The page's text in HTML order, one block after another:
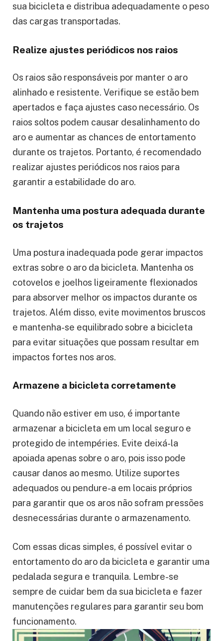
sua bicicleta e distribua adequadamente o peso
das cargas transportadas.
Realize ajustes periódicos nos raios
Os raios são responsáveis por manter o aro
alinhado e resistente. Verifique se estão bem
apertados e faça ajustes caso necessário. Os
raios soltos podem causar desalinhamento do
aro e aumentar as chances de entortamento
durante os trajetos. Portanto, é recomendado
realizar ajustes periódicos nos raios para
garantir a estabilidade do aro.
Mantenha uma postura adequada durante
os trajetos
Uma postura inadequada pode gerar impactos
extras sobre o aro da bicicleta. Mantenha os
cotovelos e joelhos ligeiramente flexionados
para absorver melhor os impactos durante os
trajetos. Além disso, evite movimentos bruscos
e mantenha-se equilibrado sobre a bicicleta
para evitar situações que possam resultar em
impactos fortes nos aros.
Armazene a bicicleta corretamente
Quando não estiver em uso, é importante
armazenar a bicicleta em um local seguro e
protegido de intempéries. Evite deixá-la
apoiada apenas sobre o aro, pois isso pode
causar danos ao mesmo. Utilize suportes
adequados ou pendure-a em locais próprios
para garantir que os aros não sofram pressões
desnecessárias durante o armazenamento.
Com essas dicas simples, é possível evitar o
entortamento do aro da bicicleta e garantir uma
pedalada segura e tranquila. Lembre-se
sempre de cuidar bem da sua bicicleta e fazer
manutenções regulares para garantir seu bom
funcionamento.